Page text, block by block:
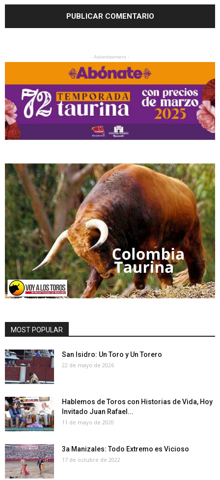
- Advertisement -
MOST POPULAR
San Isidro: Un Toro y Un Torero
22 de mayo de 2026
Hablemos de Toros con Historias de Vida, Hoy
Invitado Juan Rafael...
11 de mayo de 2020
3a Manizales: Todo Extremo es Vicioso
17 de octubre de 2022